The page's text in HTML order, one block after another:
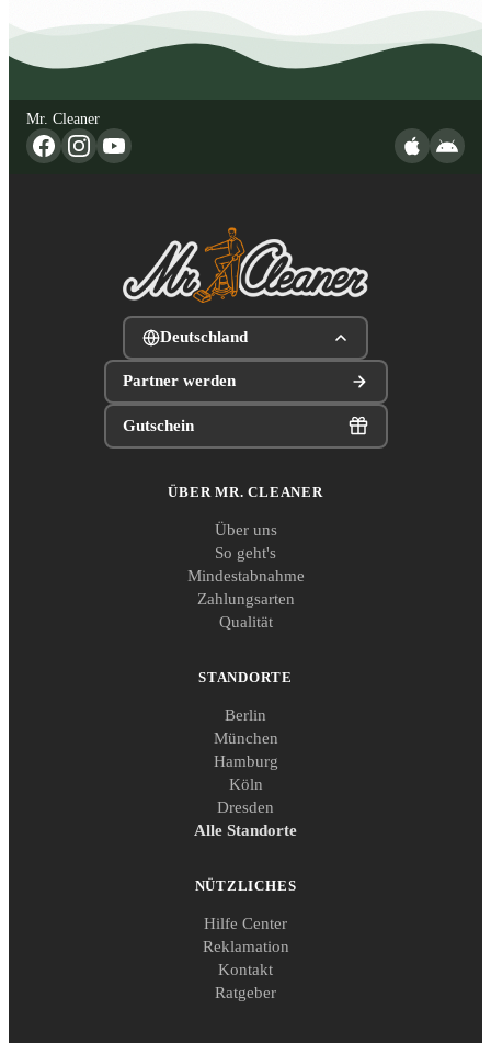
Mr. Cleaner
Deutschland
Partner werden
Gutschein
ÜBER MR. CLEANER
Über uns
So geht's
Mindestabnahme
Zahlungsarten
Qualität
STANDORTE
Berlin
München
Hamburg
Köln
Dresden
Alle Standorte
NÜTZLICHES
Hilfe Center
Reklamation
Kontakt
Ratgeber